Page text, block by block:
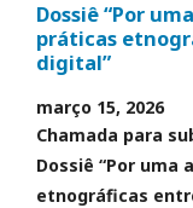
Dossiê “Por
práticas
digital”
março 15, 2026
Chamada para
Dossiê “Por
etnográficas